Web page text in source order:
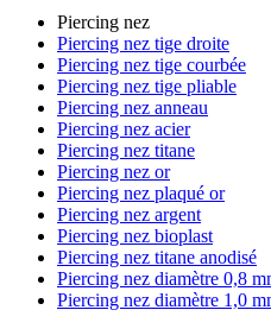
Piercing nez
Piercing nez tige droite
Piercing nez tige courbée
Piercing nez tige pliable
Piercing nez anneau
Piercing nez acier
Piercing nez titane
Piercing nez or
Piercing nez plaqué or
Piercing nez argent
Piercing nez bioplast
Piercing nez titane anodisé
Piercing nez diamètre 0,8
Piercing nez diamètre 1,0